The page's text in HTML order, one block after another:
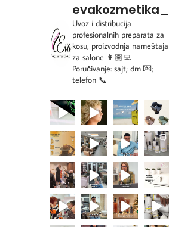
evakozmetika_
Uvoz i distribucija
profesionalnih preparata za
kosu, proizvodnja nameštaja
za salone 👩🏽‍💻
Poručivanje: sajt; dm 💌;
telefon 📞